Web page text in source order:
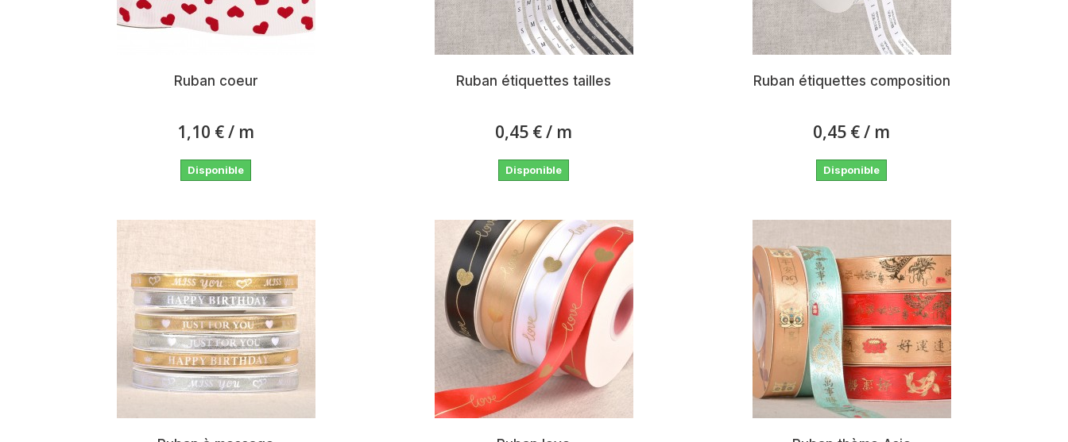
Ruban coeur
1,10 €/ m
Disponible
Ruban étiquettes tailles
0,45 €/ m
Disponible
Ruban étiquettes composition
0,45 €/ m
Disponible